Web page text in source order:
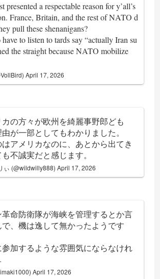
presented a respectable reason for y’all’s
France, Britain, and the rest of NATO d
pull these shenanigans?
have to listen to tards say “actually Iran su
the straight because NATO mobilize
April 17, 2026
の方々が欧州を綺麗事野郎ども
が一部としてもわかりました。
アメリカなのに、あとから出てき
不誠実だと感じます。
ぃ (@wildwilly888)April 17, 2026
命防衛隊が海峡を管理するとか言
、機は逸して無かったようです
加するような雰囲気にならなけれ
April 17, 2026